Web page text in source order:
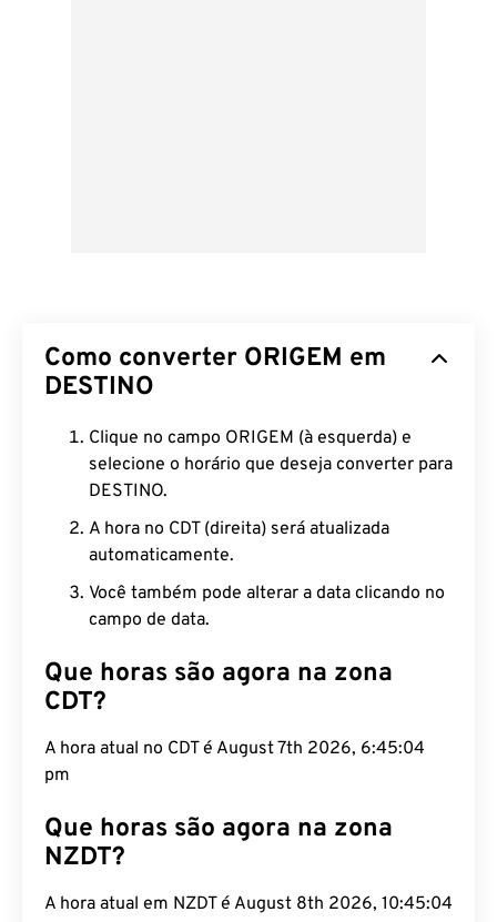
Como converter ORIGEM em
DESTINO
Clique no campo ORIGEM (à esquerda) e
selecione o horário que deseja converter para
DESTINO.
A hora no CDT (direita) será atualizada
automaticamente.
Você também pode alterar a data clicando no
campo de data.
Que horas são agora na zona
CDT?
A hora atual no CDT é August 7th 2026, 6:45:05
pm
Que horas são agora na zona
NZDT?
A hora atual em NZDT é August 8th 2026, 10:45:05